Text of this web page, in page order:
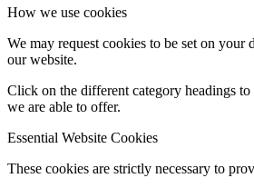
How we use cookies
We may request cookies to be set on
our website.
Click on the different category headings
we are able to offer.
Essential Website Cookies
These cookies are strictly necessary to